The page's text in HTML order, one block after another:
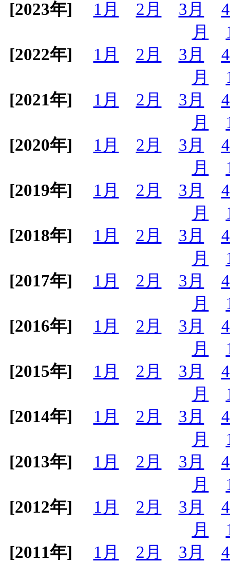
[2023年] 1月 2月 3月
月
[2022年]
1月 2月 3月
月
[2021年]
1月 2月 3月
月
[2020年]
1月 2月 3月
月
[2019年]
1月 2月 3月
月
[2018年]
1月 2月 3月
月
[2017年]
1月 2月 3月
月
[2016年]
1月 2月 3月
月
[2015年]
1月 2月 3月
月
[2014年]
1月 2月 3月
月
[2013年]
1月 2月 3月
月
[2012年]
1月 2月 3月
月
[2011年]
1月 2月 3月